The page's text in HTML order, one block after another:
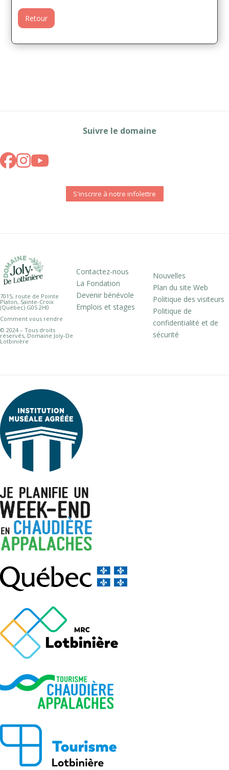
Retour
Suivre le domaine
S'inscrire à notre infolettre
7015, route de Pointe
Platon, Sainte-Croix
(Québec) G0S 2H0
Comment vous rendre
© 2024 – Tous droits
réservés, Domaine Joly-De
Lotbinière
Contactez-nous
La Fondation
Devenir bénévole
Emplois et stages
Nouvelles
Plan du site Web
Politique des visiteurs
Politique de
confidentialité et de
sécurité